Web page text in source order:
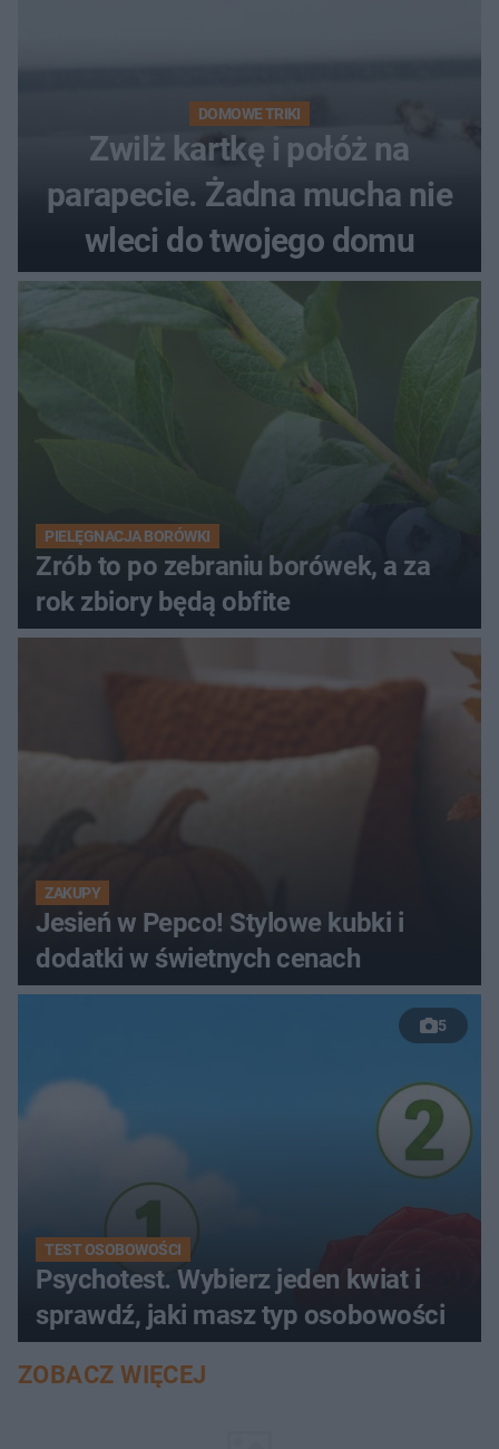
DOMOWE TRIKI
Zwilż kartkę i połóż na
parapecie. Żadna mucha nie
wleci do twojego domu
PIELĘGNACJA BORÓWKI
Zrób to po zebraniu borówek, a za
rok zbiory będą obfite
ZAKUPY
Jesień w Pepco! Stylowe kubki i
dodatki w świetnych cenach
5
TEST OSOBOWOŚCI
Psychotest. Wybierz jeden kwiat i
sprawdź, jaki masz typ osobowości
ZOBACZ WIĘCEJ